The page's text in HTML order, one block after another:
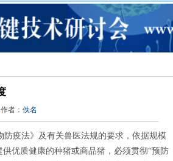
作者： 佚名
疫法》及有关兽医法规的要求，依据规模
优质健康的种猪或商品猪，必须贯彻“预防